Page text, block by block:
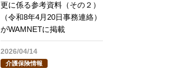
更に係る参考資料（その２）
（令和8年4月20日事務連絡）
がWAMNETに掲載
2026/04/14
介護保険情報